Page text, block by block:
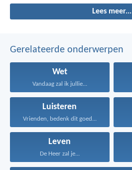
Lees meer...
Gerelateerde onderwerpen
Wet
Vandaag zal ik jullie...
Luisteren
Vrienden, bedenk dit goed...
Leven
De Heer zal je...